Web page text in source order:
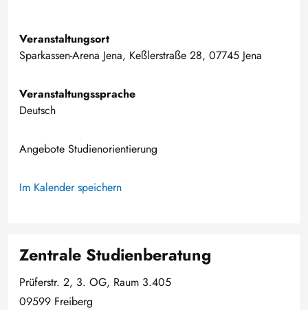
Veranstaltungsort
Sparkassen-Arena Jena, Keßlerstraße 28, 07745 Jena
Veranstaltungssprache
Deutsch
Angebote Studienorientierung
Im Kalender speichern
Zentrale Studienberatung
Prüferstr. 2, 3. OG, Raum 3.405
09599 Freiberg